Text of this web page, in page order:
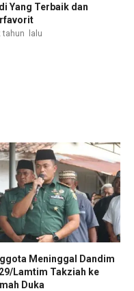
Yang Terbaik dan
tahun lalu
Meninggal Dandim
Lamtim Takziah ke
Duka